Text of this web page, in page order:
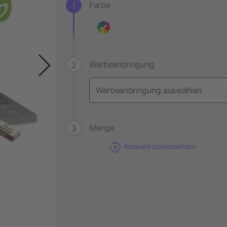
Farbe
Werbeanbringung
Menge
Auswahl zurücksetzen